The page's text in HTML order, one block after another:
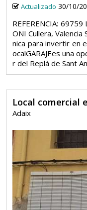
Actualizado 30/10/
REFERENCIA: 69759
ONI Cullera,
nica para invertir en
ocalGARAJEes una
r del Replà de Sant
Local comercial
Adaix